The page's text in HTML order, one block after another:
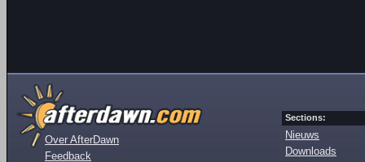
Over AfterDawn
Feedback
Sections:
Nieuws
Downloads